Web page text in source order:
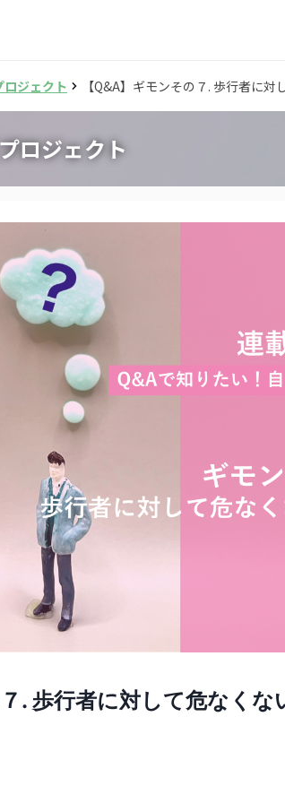
ジェクト 【Q&A】ギモンその７. 歩行者に
ロジェクト
. 歩行者に対して危なくな